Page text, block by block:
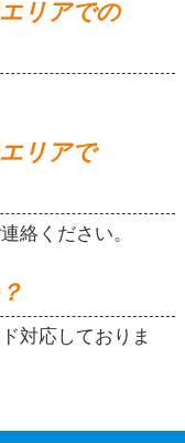
リアでの
リアで
絡ください。
対応しておりま